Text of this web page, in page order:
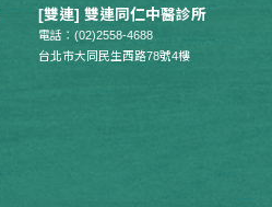
[雙連] 雙連同仁中醫診所
電話：(02)2558-4688
台北市大同民生西路78號4樓